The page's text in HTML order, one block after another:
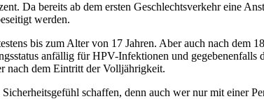
Da bereits ab dem ersten Geschlechtsverkehr eine
werden.
bis zum Alter von 17 Jahren. Aber auch nach dem
anfällig für HPV-Infektionen und gegebenenfalls
nach dem Eintritt der Volljährigkeit.
schaffen, denn auch wer nur mit einer